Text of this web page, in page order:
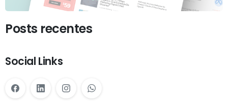
Posts recentes
Social Links